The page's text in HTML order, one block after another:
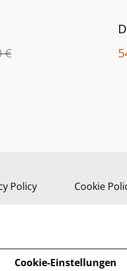
€
Policy Cookie
Cookie-Einstellungen